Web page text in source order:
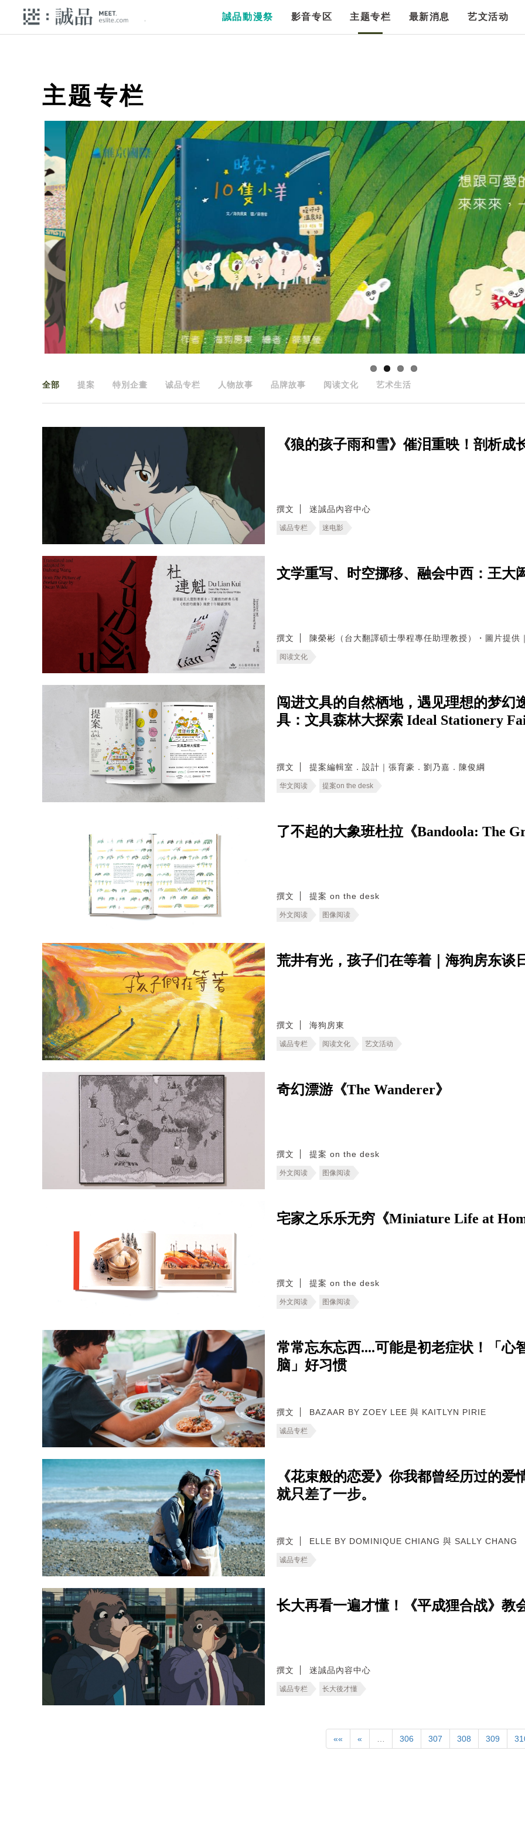
誠品動漫祭 影音专区 主题专栏 最新消息 艺文活动
主题专栏
全部 提案 特別企畫 诚品专栏 人物故事 品牌故事 阅读文化 艺术生活
《狼的孩子雨和雪》催泪重映！剖析成
撰文 迷誠品內容中心
诚品专栏 迷电影
文学重写、时空挪移、融会中西：王大
撰文 陳榮彬（台大翻譯碩士學程專任助理教授）・圖片提供
阅读文化
闯进文具的自然栖地，遇见理想的梦
具：文具森林大探索 Ideal Stationery
撰文 提案編輯室．設計｜張育豪．劉乃嘉．陳俊綱
华文阅读 提案on the desk
了不起的大象班杜拉《Bandoola: The
撰文 提案 on the desk
外文阅读 图像阅读
荒井有光，孩子们在等着｜海狗房东谈
撰文 海狗房東
诚品专栏 阅读文化 艺文活动
奇幻漂游《The Wanderer》
撰文 提案 on the desk
外文阅读 图像阅读
宅家之乐乐无穷《Miniature Life at
撰文 提案 on the desk
外文阅读 图像阅读
常常忘东忘西....可能是初老症状！「心
脑」好习惯
撰文 BAZAAR BY ZOEY LEE 與 KAITLYN PIRIE
诚品专栏
《花束般的恋爱》你我都曾经历过的
就只差了一步。
撰文 ELLE BY DOMINIQUE CHIANG 與 SALLY CHANG
诚品专栏
长大再看一遍才懂！《平成狸合战》教
撰文 迷誠品內容中心
诚品专栏 长大後才懂
«« « … 306 307 308 309